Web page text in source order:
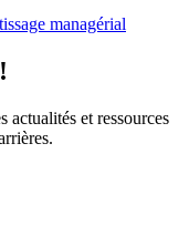
managérial
actualités et ressources